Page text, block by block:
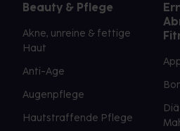
Beauty & Pflege
Akne, unreine & fettige
Haut
Anti-Age
Augenpflege
Hautstraffende Pflege